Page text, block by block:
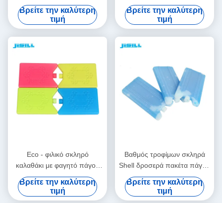
γεύματα παγωτά πακέτα
αποτρεπτικά για δοχεία
τροφίμων
Βρείτε την καλύτερη
τιμή
ψυγείο πάγου τούβλο ψυγείο
γεύματος παγάκι πάγου με
χιονόσπορο
Βρείτε την καλύτερη
τιμή
Eco - φιλικό σκληρό
καλαθάκι με φαγητό πάγου
μόνωσης PCM χαριτωμένο
για να κρατήσει τα τρόφιμα
και φρέσκος
Βρείτε την καλύτερη
τιμή
Βαθμός τροφίμων σκληρά
Shell δροσερά πακέτα πάγου
τσαντών 200g για τα
παγωμένα τρόφιμα, κρύα
πακέτα καλαθακιών με
Βρείτε την καλύτερη
τιμή